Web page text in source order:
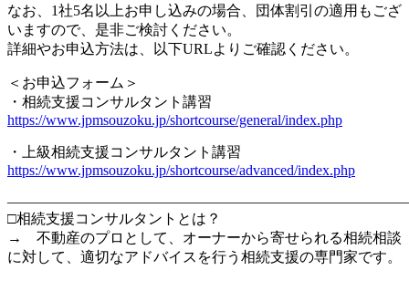
なお、1社5名以上お申し込みの場合、団体割引の適用もござ
いますので、是非ご検討ください。
詳細やお申込方法は、以下URLよりご確認ください。
＜お申込フォーム＞
・相続支援コンサルタント講習
https://www.jpmsouzoku.jp/shortcourse/general/index.php
・上級相続支援コンサルタント講習
https://www.jpmsouzoku.jp/shortcourse/advanced/index.php
□相続支援コンサルタントとは？
→ 不動産のプロとして、オーナーから寄せられる相続相談
に対して、適切なアドバイスを行う相続支援の専門家です。